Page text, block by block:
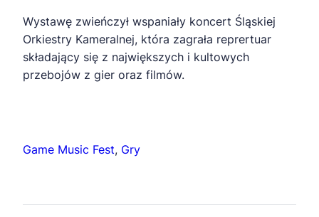
Wystawę zwieńczył wspaniały koncert Śląskiej
Orkiestry Kameralnej, która zagrała reprertuar
składający się z największych i kultowych
przebojów z gier oraz filmów.
Game Music Fest, Gry